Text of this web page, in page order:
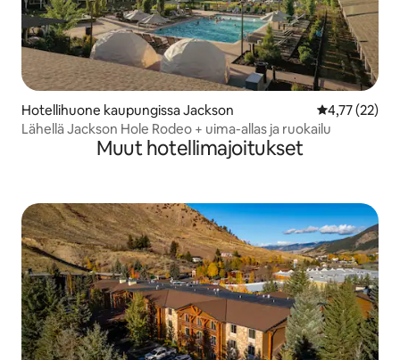
Hotellihuone kaupungissa Jackson
4,77 (22)
Lähellä Jackson Hole Rodeo + uima-allas ja ruokailu
Muut hotellimajoitukset